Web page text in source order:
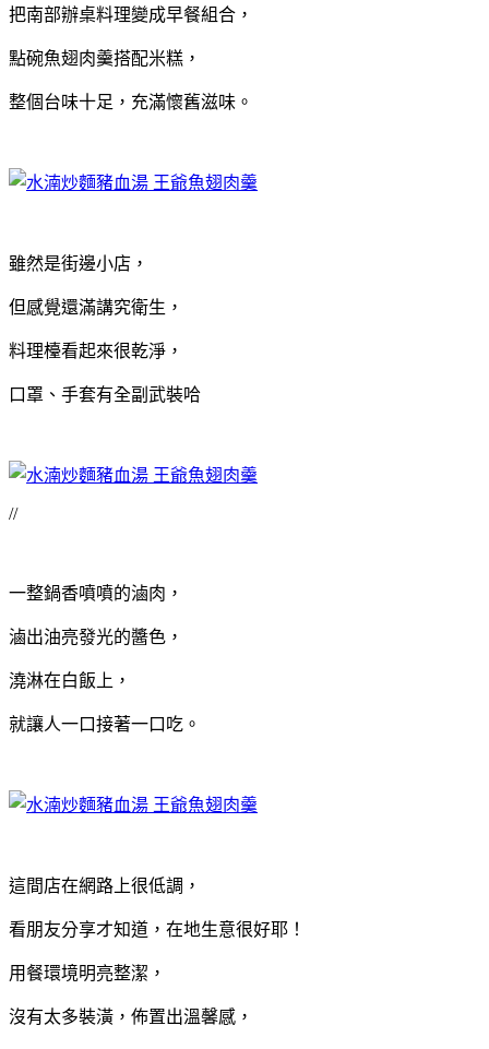
把南部辦桌料理變成早餐組合，
點碗魚翅肉羹搭配米糕，
整個台味十足，充滿懷舊滋味。
雖然是街邊小店，
但感覺還滿講究衛生，
料理檯看起來很乾淨，
口罩、手套有全副武裝哈
//
一整鍋香噴噴的滷肉，
滷出油亮發光的醬色，
澆淋在白飯上，
就讓人一口接著一口吃。
這間店在網路上很低調，
看朋友分享才知道，在地生意很好耶！
用餐環境明亮整潔，
沒有太多裝潢，佈置出溫馨感，